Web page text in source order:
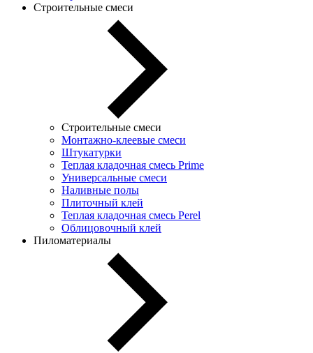
Строительные смеси
Строительные смеси
Монтажно-клеевые смеси
Штукатурки
Теплая кладочная смесь Prime
Универсальные смеси
Наливные полы
Плиточный клей
Теплая кладочная смесь Perel
Облицовочный клей
Пиломатериалы